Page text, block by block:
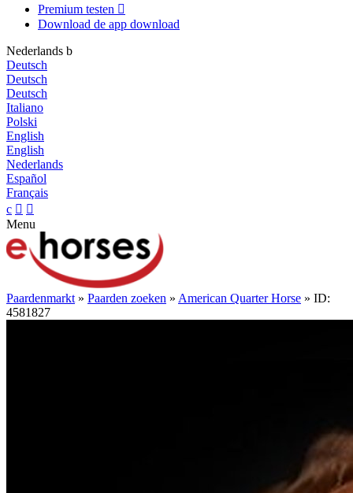
Premium testen 
Download de app download
Nederlands b
Deutsch
Deutsch
Deutsch
Italiano
Polski
English
English
Nederlands
Español
Français
c  
Menu
Paardenmarkt » Paarden zoeken » American Quarter Horse » ID:
4581827